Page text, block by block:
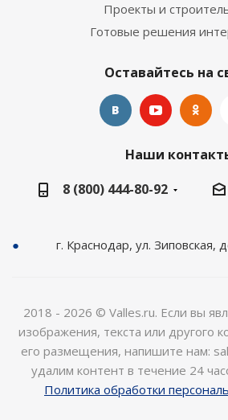
Проекты и
Готовые решения
Оставайтесь на
Наши
8 (800) 444-80-92
г. Краснодар, ул. Зиповская,
2018 - 2026 © Valles.ru. Если вы
изображения, текста или другого
его размещения, напишите нам:
удалим контент в течение 24
Политика обработки